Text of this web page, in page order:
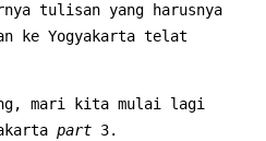
tulisan yang harusnya
ke Yogyakarta telat
mari kita mulai lagi
part 3.